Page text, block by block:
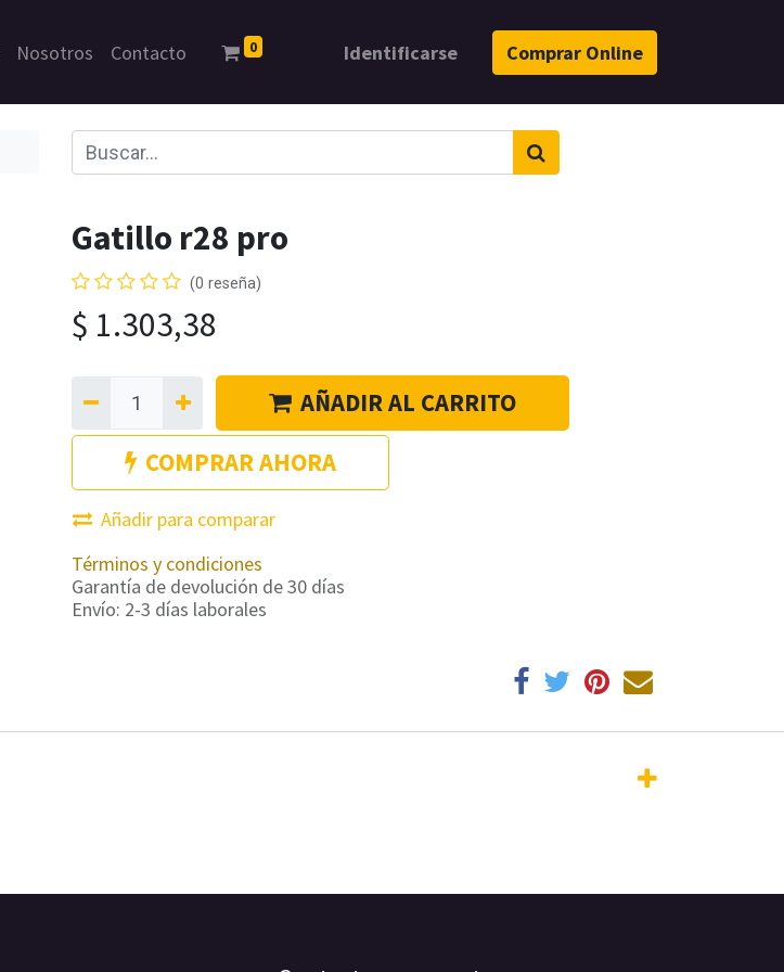
Nosotros Contacto 0 Identificarse Comprar Online
Gatillo r28 pro
(0 reseña)
$ 1.303,38
AÑADIR AL CARRITO
COMPRAR AHORA
Añadir para comparar
Términos y condiciones
Garantía de devolución de 30 días
Envío: 2-3 días laborales